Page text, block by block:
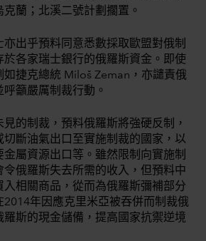
蘭；北溪二號計劃擱置。
出乎預料同意悉數採取歐盟對俄制
於各家瑞士銀行的俄羅斯資金。即使
如捷克總統 Miloš Zeman，亦譴責俄
籲嚴厲制裁行動。
的制裁，預料俄羅斯將強硬反制，
切斷油氣出口至實施制裁的國家，以
屬資源出口等。雖然限制向實施制
令俄羅斯失去所需的收入，但預料中
入相關商品，從而為俄羅斯彌補部分
2014年因應克里米亞被吞併而制裁俄
羅斯的現金儲備，提高國家抗禦逆境